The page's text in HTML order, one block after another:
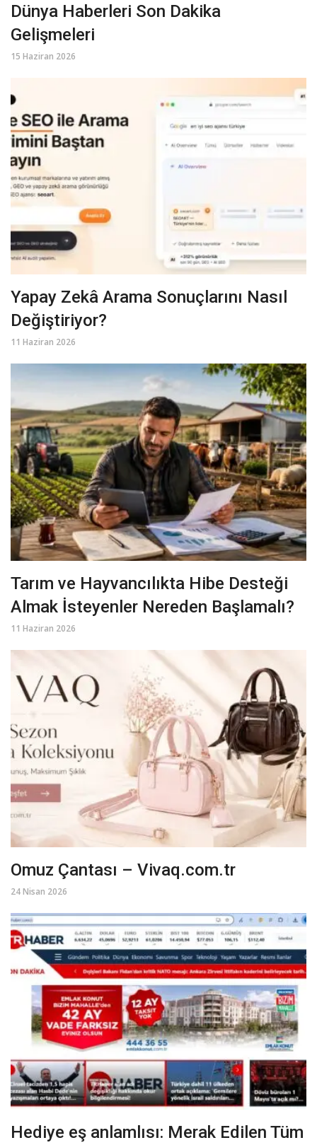
Dünya Haberleri Son Dakika
Gelişmeleri
15 Haziran 2026
Yapay Zekâ Arama Sonuçlarını Nasıl
Değiştiriyor?
11 Haziran 2026
Tarım ve Hayvancılıkta Hibe Desteği
Almak İsteyenler Nereden Başlamalı?
11 Haziran 2026
Omuz Çantası – Vivaq.com.tr
24 Nisan 2026
Hediye eş anlamlısı: Merak Edilen Tüm